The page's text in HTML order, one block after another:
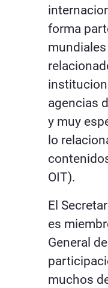
forma
agencias
y muy
lo
OIT).
El
es
General
muchos